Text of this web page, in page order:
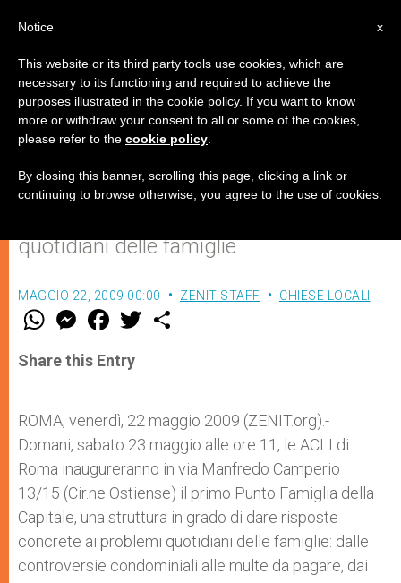
Apre il primo Punto Famiglia Acli
a Roma
quotidiani delle famiglie
MAGGIO 22, 2009 00:00 ZENIT STAFF CHIESE LOCALI
W
t
s
p
M
e
s
e
r
F
a
e
b
k
w
Share this Entry
ROMA, venerdì, 22 maggio 2009 (ZENIT.org).-
Domani, sabato 23 maggio alle ore 11, le ACLI di
Roma inaugureranno in via Manfredo Camperio
13/15 (Cir.ne Ostiense) il primo Punto Famiglia della
Capitale, una struttura in grado di dare risposte
concrete ai problemi quotidiani delle famiglie: dalle
controversie condominiali alle multe da pagare, dai
x
Notice
This website or its third party tools use cookies, which are
necessary to its functioning and required to achieve the
purposes illustrated in the cookie policy. If you want to know
more or withdraw your consent to all or some of the cookies,
please refer to the cookie policy
By closing this banner, scrolling this page, clicking a link or
continuing to browse otherwise, you agree to the use of cookies.